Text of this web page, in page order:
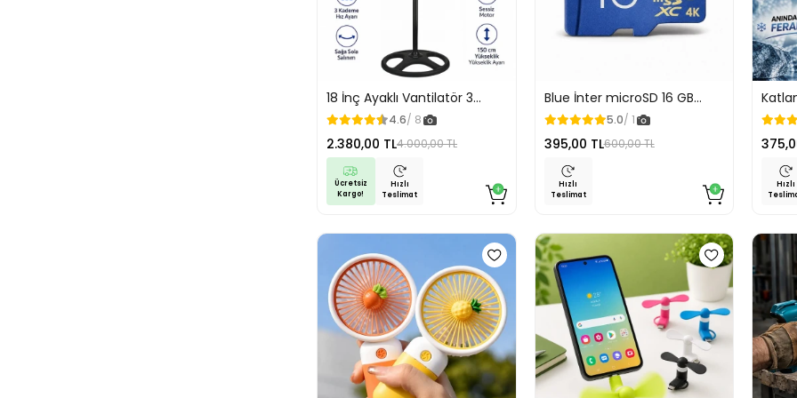
18 İnç Ayaklı Vantilatör 3
Kademe Hız Ayarlı Sessiz ve
Etkili Serinlik 5 Kanatlı Metal
Pervane
4.6/ 8
2.380,00 TL4.000,00 TL
Ücretsiz
Kargo!
Hızlı
Teslimat
Blue İnter microSD 16 GB
Hafıza Kartı5.0/ 1
395,00 TL600,00 TL
Hızlı
Teslimat
Hızlı